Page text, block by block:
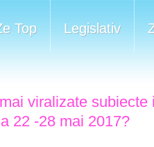
Top Legislativ
viralizate
22 -28 mai 2017?